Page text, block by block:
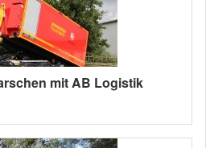
mit AB Logistik